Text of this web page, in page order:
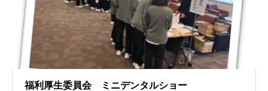
福利厚生委員会 ミニデンタルショー